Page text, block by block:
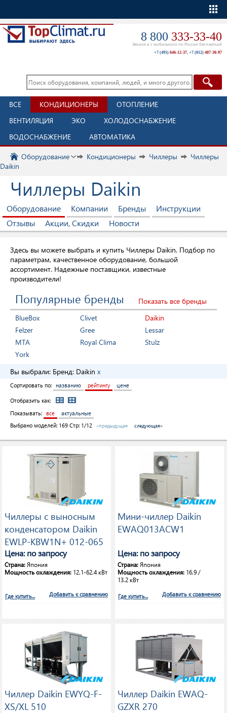
8 800 333-33-40
Звонок и с мобильного по России бесплатный
+7 (495) 646-12-37, +7 (812) 407-30-97
ВСЕ КОНДИЦИОНЕРЫ
ОТОПЛЕНИЕ
ВЕНТИЛЯЦИЯ
ЭКО
ХОЛОДОСНАБЖЕНИЕ
ВОДОСНАБЖЕНИЕ
АВТОМАТИКА
Оборудование Кондиционеры Чиллеры
Чиллеры
Daikin
Чиллеры Daikin
Оборудование Компании Бренды
Инструкции
Отзывы
Акции, Скидки Новости
Здесь вы можете выбрать и купить Чиллеры Daikin. Подбор по
параметрам, качественное оборудование, большой
ассортимент. Надежные поставщики, известные
производители!
Показать все бренды
Популярные бренды
BlueBox Clivet
Daikin
Felzer
Gree
Lessar
MTA
Royal Clima
Stulz
York
Вы выбрали: Бренд: Daikin x
Сортировать по: названию рейтингу цене
Отобразить как:
Показывать:
все
актуальные
Выбрано моделей: 169 Стр: 1/12 «предыдущая следующая»
Чиллеры с выносным
конденсатором Daikin
EWLP-KBW1N+ 012-065
Цена: по запросу
Страна: Япония
Мощность охлаждения: 12.1-62.4 кВт
Добавить к сравнению
Где купить...
Мини-чиллер Daikin
EWAQ013ACW1
Цена: по запросу
Страна: Япония
Мощность охлаждения: 16.9 /
13.2 кВт
Добавить к сравнению
Где купить...
Чиллер Daikin EWYQ-F-
XS/XL 510
Чиллер Daikin EWAQ-
GZXR 270